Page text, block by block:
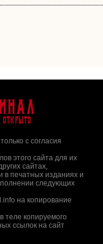
открыто
с согласия
этого сайта для их
сайтах,
печатных изданиях и
следующих
на копирование
теле копируемого
ссылок на сайт